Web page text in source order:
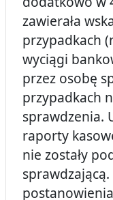
zawierała
przypadkach
wyciągi
przez osobę
przypadkach
sprawdzenia.
raporty
nie zostały